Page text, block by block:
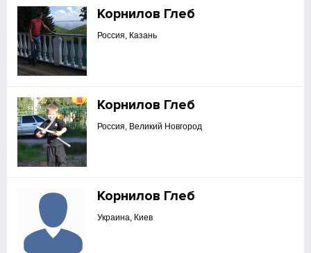
Корнилов Глеб
Россия, Казань
Корнилов Глеб
Россия, Великий Новгород
Корнилов Глеб
Украина, Киев